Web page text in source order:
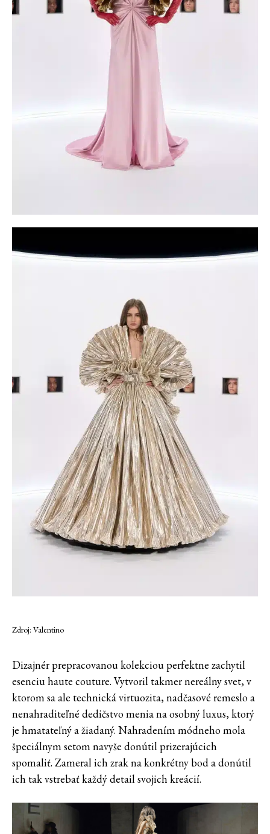
Zdroj: Valentino
Dizajnér prepracovanou kolekciou perfektne zachytil
esenciu haute couture. Vytvoril takmer nereálny svet, v
ktorom sa ale technická virtuozita, nadčasové remeslo a
nenahraditeľné dedičstvo menia na osobný luxus, ktorý
je hmatateľný a žiadaný. Nahradením módneho mola
špeciálnym setom navyše donútil prizerajúcich
spomaliť. Zameral ich zrak na konkrétny bod a donútil
ich tak vstrebať každý detail svojich kreácií.